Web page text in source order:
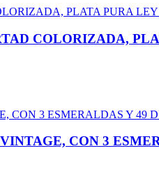
COLORIZADA,
CON 3